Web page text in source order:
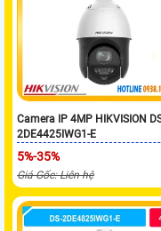
Camera IP 4MP HIKVISION
2DE4425IWG1-E
5%-35%
Giá Gốc: Liên hệ